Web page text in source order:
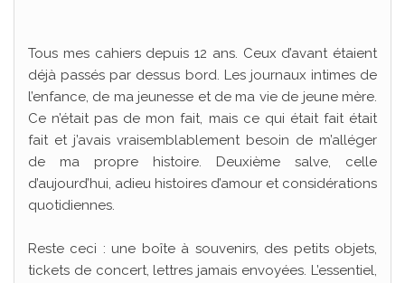
Tous mes cahiers depuis 12 ans. Ceux d’avant étaient
déjà passés par dessus bord. Les journaux intimes de
l’enfance, de ma jeunesse et de ma vie de jeune mère.
Ce n’était pas de mon fait, mais ce qui était fait était
fait et j’avais vraisemblablement besoin de m’alléger
de ma propre histoire. Deuxième salve, celle
d’aujourd’hui, adieu histoires d’amour et considérations
quotidiennes.
Reste ceci : une boîte à souvenirs, des petits objets,
tickets de concert, lettres jamais envoyées. L’essentiel,